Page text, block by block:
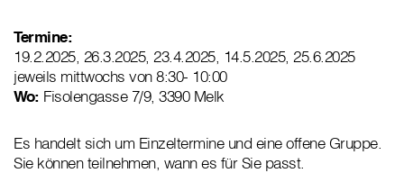
Termine:
19.2.2025, 26.3.2025, 23.4.2025, 14.5.2025, 25.6.2025
jeweils mittwochs von 8:30- 10:00
Wo: Fisolengasse 7/9, 3390 Melk
Es handelt sich um Einzeltermine und eine offene Gruppe.
Sie können teilnehmen, wann es für Sie passt.